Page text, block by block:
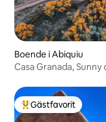
Boende i Abiquiu
Casa Granada,
Populär gästfavorit
Gästfavorit